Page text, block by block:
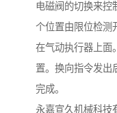
电磁阀的切换来控
个位置由限位检测
在气动执行器上面
置。换向指令发出
完成。
永嘉宣久机械科技